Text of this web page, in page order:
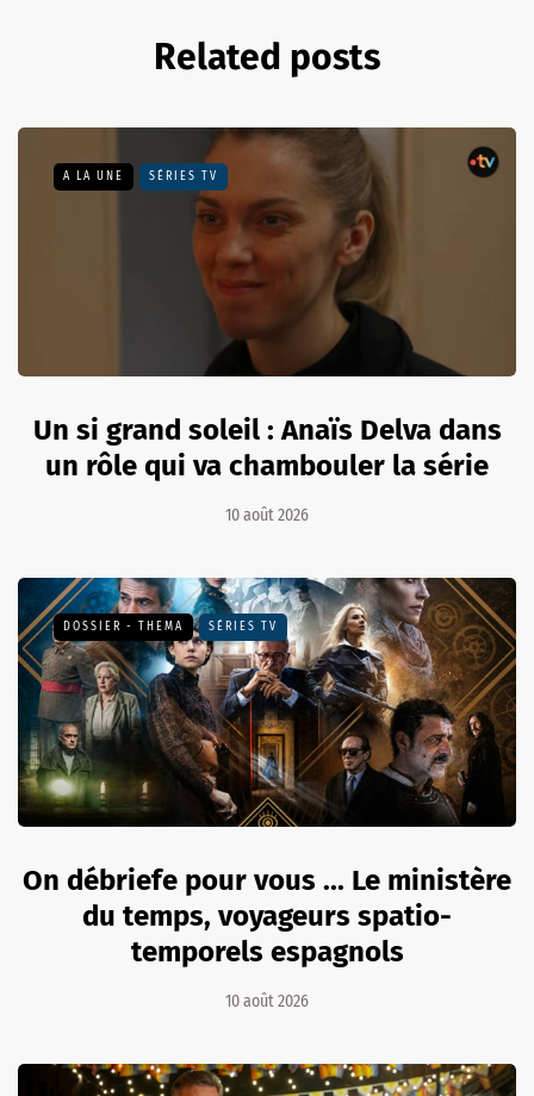
Related posts
A LA UNE SÉRIES TV
Un si grand soleil : Anaïs Delva dans
un rôle qui va chambouler la série
10 août 2026
DOSSIER - THEMA SÉRIES TV
On débriefe pour vous ... Le ministère
du temps, voyageurs spatio-
temporels espagnols
10 août 2026